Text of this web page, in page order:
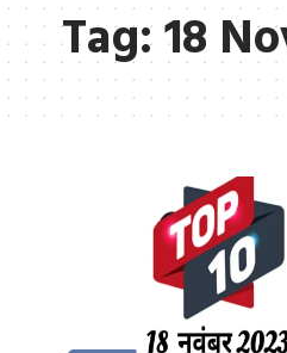
Tag:18